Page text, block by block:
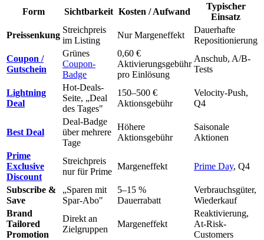
Form Sichtbarkeit Kosten / Aufwand
Typischer
Einsatz
Preissenkung
Streichpreis
im Listing
Nur Margeneffekt
Dauerhafte
Repositionierung
Coupon /
Gutschein
Grünes
Coupon-
Badge
0,60 €
Aktivierungsgebühr
pro Einlösung
Anschub, A/B-
Tests
Lightning
Deal
Hot-Deals-
Seite, „Deal
des Tages"
150–500 €
Aktionsgebühr
Velocity-Push,
Q4
Best Deal
Deal-Badge
über mehrere
Tage
Höhere
Aktionsgebühr
Saisonale
Aktionen
Prime
Exclusive
Discount
Streichpreis
nur für Prime
Margeneffekt Prime Day, Q4
Subscribe &
Save
„Sparen mit
Spar-Abo"
5–15 %
Dauerrabatt
Verbrauchsgüter,
Wiederkauf
Brand
Tailored
Promotion
Direkt an
Zielgruppen
Margeneffekt
Reaktivierung,
At-Risk-
Customers